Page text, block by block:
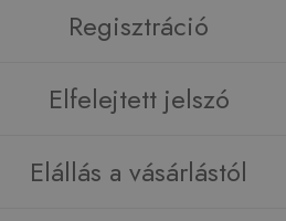
Regisztráció
Elfelejtett jelszó
Elállás a vásárlástól